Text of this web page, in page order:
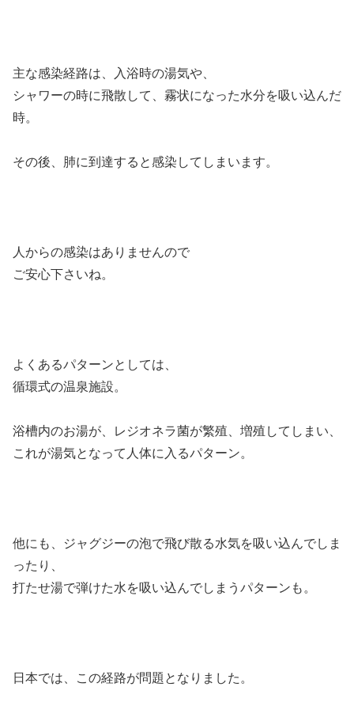
主な感染経路は、入浴時の湯気や、
シャワーの時に飛散して、霧状になった水分を吸い込んだ
時。
その後、肺に到達すると感染してしまいます。
人からの感染はありませんので
ご安心下さいね。
よくあるパターンとしては、
循環式の温泉施設。
浴槽内のお湯が、レジオネラ菌が繁殖、増殖してしまい、
これが湯気となって人体に入るパターン。
他にも、ジャグジーの泡で飛び散る水気を吸い込んでしま
ったり、
打たせ湯で弾けた水を吸い込んでしまうパターンも。
日本では、この経路が問題となりました。